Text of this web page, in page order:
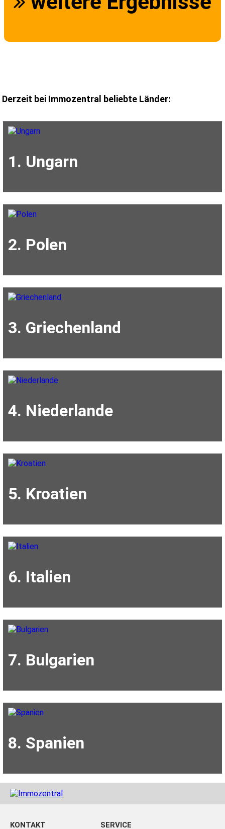
Derzeit bei Immozentral beliebte Länder:
1. Ungarn
2. Polen
3. Griechenland
4. Niederlande
5. Kroatien
6. Italien
7. Bulgarien
8. Spanien
KONTAKT SERVICE